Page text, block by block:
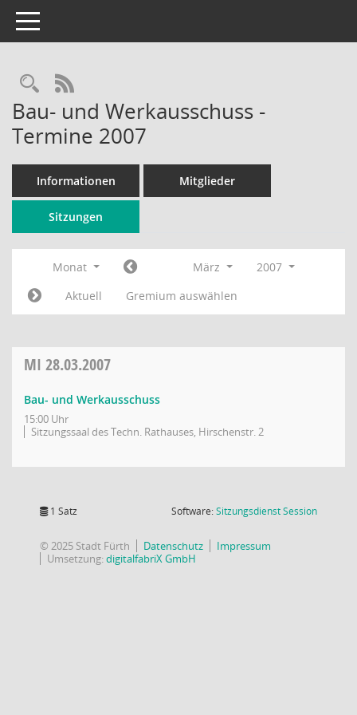
Toggle navigation
Rechercheauswahl
RSS-Feed
Bau- und Werkausschuss -
Termine 2007
Informationen Mitglieder
Sitzungen
Monat März
2007
Aktuell
Gremium auswählen
MI 28.03.2007
Bau- und Werkausschuss
15:00 Uhr
Sitzungssaal des Techn. Rathauses, Hirschenstr. 2
1 Satz Software:SitzungsdienstSession(Wird in
© 2025 Stadt Fürth Datenschutz
Impressum
Umsetzung:digitalfabriX GmbH